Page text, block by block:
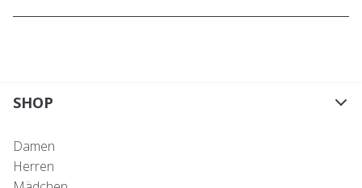
SHOP
Damen
Herren